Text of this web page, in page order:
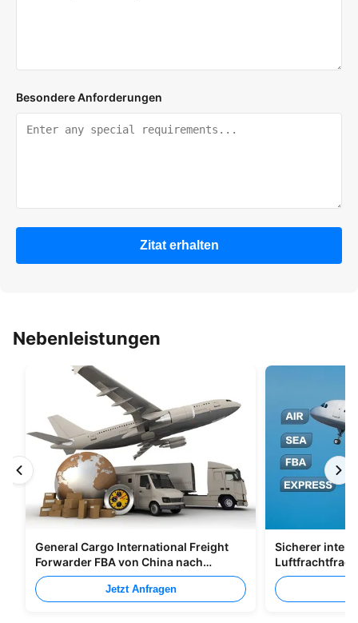
Besondere Anforderungen
Zitat erhalten
Nebenleistungen
General Cargo International Freight
Forwarder FBA von China nach
Großbritannien Italien Portugal
Jetzt Anfragen
Sicherer
Shenzhen